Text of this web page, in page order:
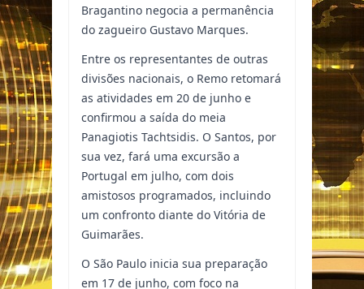
Bragantino negocia a permanência
do zagueiro Gustavo Marques.
Entre os representantes de outras
divisões nacionais, o Remo retomará
as atividades em 20 de junho e
confirmou a saída do meia
Panagiotis Tachtsidis. O Santos, por
sua vez, fará uma excursão a
Portugal em julho, com dois
amistosos programados, incluindo
um confronto diante do Vitória de
Guimarães.
O São Paulo inicia sua preparação
em 17 de junho, com foco na